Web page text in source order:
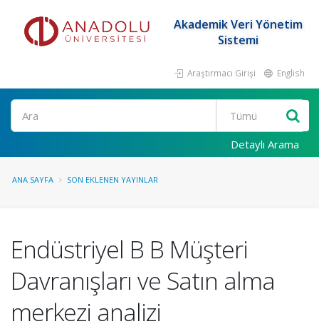
Akademik Veri Yönetim
Sistemi
Araştırmacı Girişi English
Ara
Detaylı Arama
ANA SAYFA SON EKLENEN YAYINLAR
Endüstriyel B B Müşteri
Davranışları ve Satın alma
merkezi analizi